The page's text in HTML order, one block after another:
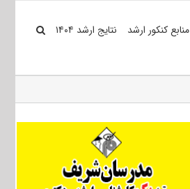
منابع کنکور ارشد نتایج ارشد ۱۴۰۴